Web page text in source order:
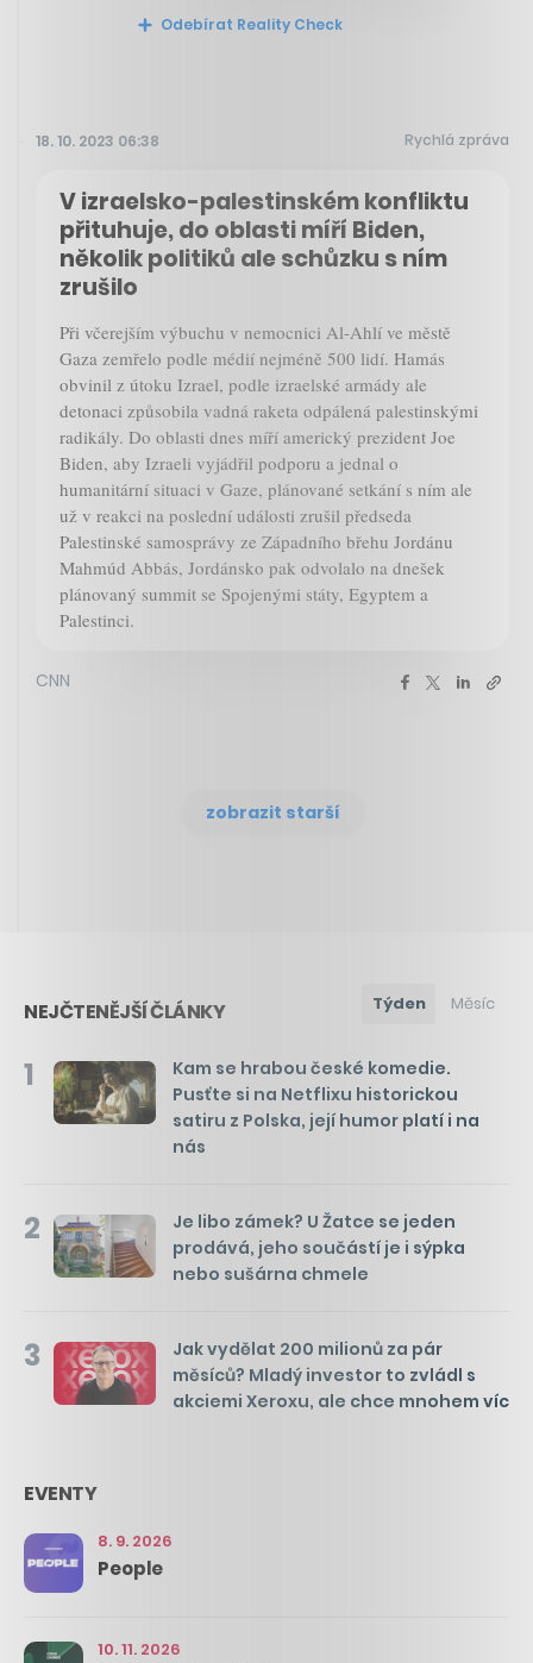
Odebírat Reality Check
18. 10. 2023 06:38 Rychlá zpráva
V izraelsko-palestinském konfliktu
přituhuje, do oblasti míří Biden,
několik politiků ale schůzku s ním
zrušilo
Při včerejším výbuchu v nemocnici Al-Ahlí ve městě
Gaza zemřelo podle médií nejméně 500 lidí. Hamás
obvinil z útoku Izrael, podle izraelské armády ale
detonaci způsobila vadná raketa odpálená palestinskými
radikály. Do oblasti dnes míří americký prezident Joe
Biden, aby Izraeli vyjádřil podporu a jednal o
humanitární situaci v Gaze, plánované setkání s ním ale
už v reakci na poslední události zrušil předseda
Palestinské samosprávy ze Západního břehu Jordánu
Mahmúd Abbás, Jordánsko pak odvolalo na dnešek
plánovaný summit se Spojenými státy, Egyptem a
Palestinci.
CNN
zobrazit starší
NEJČTENĚJŠÍ ČLÁNKY Týden Měsíc
1
Kam se hrabou české komedie.
Pusťte si na Netflixu historickou
satiru z Polska, její humor platí i na
nás
2
Je libo zámek? U Žatce se jeden
prodává, jeho součástí je i sýpka
nebo sušárna chmele
3
Jak vydělat 200 milionů za pár
měsíců? Mladý investor to zvládl s
akciemi Xeroxu, ale chce mnohem víc
EVENTY
8. 9. 2026
People
10. 11. 2026